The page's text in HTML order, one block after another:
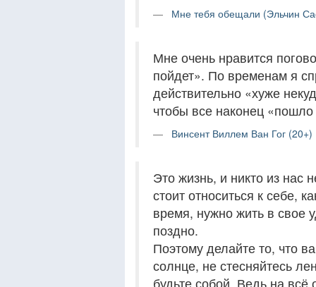
Мне тебя обещали (Эльчин
Мне очень нравится
пойдет». По временам я
действительно «хуже
чтобы все наконец
Винсент Виллем Ван Гог (20+)
Это жизнь, и никто из нас
стоит относиться к себе,
время, нужно жить в свое
поздно.
Поэтому делайте то, что
солнце, не стесняйтесь
будьте собой. Ведь на всё